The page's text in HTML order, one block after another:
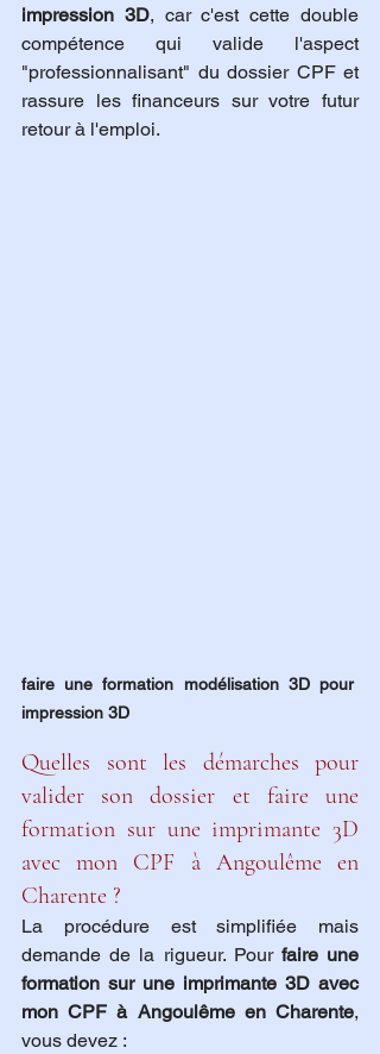
impression 3D, car c'est cette double
compétence qui valide l'aspect
"professionnalisant" du dossier CPF et
rassure les financeurs sur votre futur
retour à l'emploi.
faire une formation modélisation 3D pour
impression 3D
Quelles sont les démarches pour
valider son dossier et faire une
formation sur une imprimante 3D
avec mon CPF à Angoulême en
Charente ?
La procédure est simplifiée mais
demande de la rigueur. Pour faire une
formation sur une imprimante 3D avec
mon CPF à Angoulême en Charente,
vous devez :